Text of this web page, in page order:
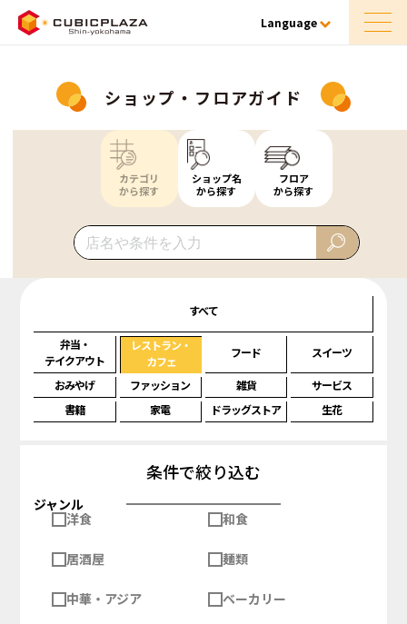
Language
ショップ・フロアガイド
カテゴリ
から探す
ショップ名
から探す
フロア
から探す
すべて
弁当・
テイクアウト
レストラン・
カフェ
フード スイーツ
おみやげ ファッション 雑貨
サービス
書籍
家電 ドラッグストア 生花
条件で絞り込む
ジャンル
洋食
和食
居酒屋 麺類
中華・アジア ベーカリー